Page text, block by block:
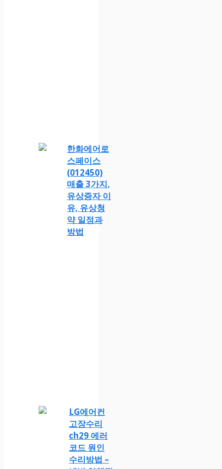
한화에어로
스페이스
(012450)
매출 3가지,
유상증자 이
유, 유상청
약 일정과
방법
LG에어컨
고장수리
ch29 에러
코드 원인
수리방법 –